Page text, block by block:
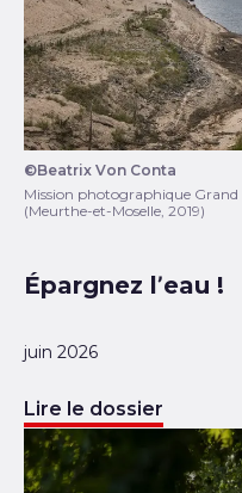
Lac de Pierre-Percée
©Beatrix Von Conta
Mission photographique Grand
(Meurthe-et-Moselle, 2019)
Épargnez l’eau !
juin 2026
Lire le dossier